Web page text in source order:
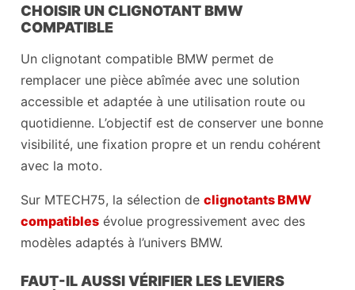
CHOISIR UN CLIGNOTANT BMW
COMPATIBLE
Un clignotant compatible BMW permet de
remplacer une pièce abîmée avec une solution
accessible et adaptée à une utilisation route ou
quotidienne. L’objectif est de conserver une bonne
visibilité, une fixation propre et un rendu cohérent
avec la moto.
Sur MTECH75, la sélection de clignotants BMW
compatibles évolue progressivement avec des
modèles adaptés à l’univers BMW.
FAUT-IL AUSSI VÉRIFIER LES LEVIERS